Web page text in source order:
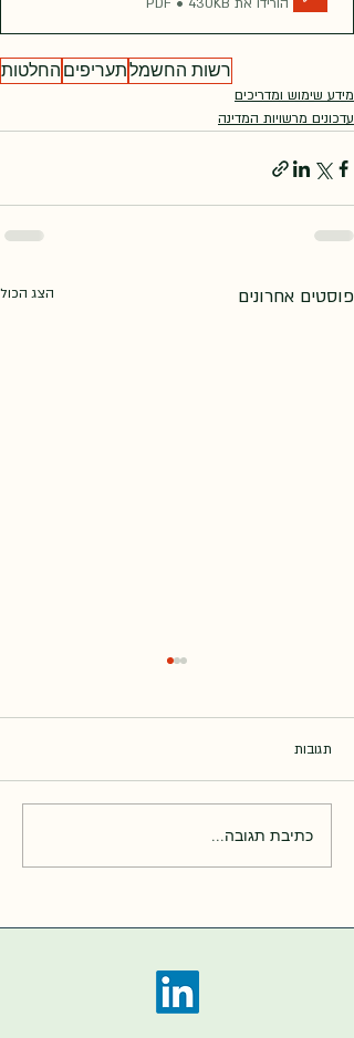
רשות החשמלתעריפים החלטות
מידע שימוש ומדריכים
עדכונים מרשויות המדינה
פוסטים אחרונים הצג הכול
עדכון תעריף שנתי 2024
תגובות
כתיבת תגובה...